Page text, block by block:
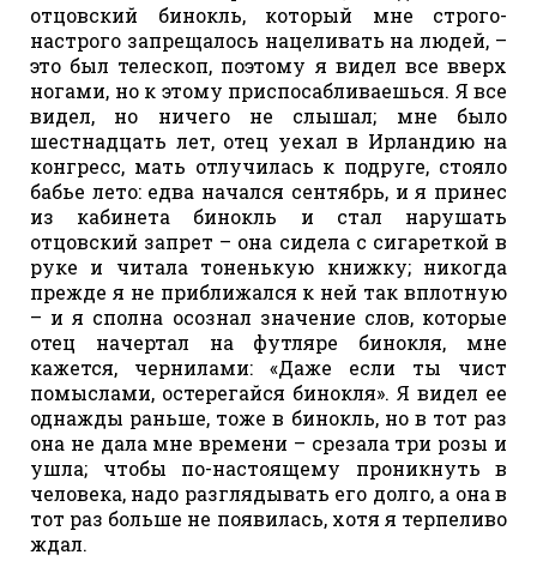
отцовский бинокль, который мне строго-
настрого запрещалось нацеливать на людей, –
это был телескоп, поэтому я видел все вверх
ногами, но к этому приспосабливаешься. Я все
видел, но ничего не слышал; мне было
шестнадцать лет, отец уехал в Ирландию на
конгресс, мать отлучилась к подруге, стояло
бабье лето: едва начался сентябрь, и я принес
из кабинета бинокль и стал нарушать
отцовский запрет – она сидела с сигареткой в
руке и читала тоненькую книжку; никогда
прежде я не приближался к ней так вплотную
– и я сполна осознал значение слов, которые
отец начертал на футляре бинокля, мне
кажется, чернилами: «Даже если ты чист
помыслами, остерегайся бинокля». Я видел ее
однажды раньше, тоже в бинокль, но в тот раз
она не дала мне времени – срезала три розы и
ушла; чтобы по-настоящему проникнуть в
человека, надо разглядывать его долго, а она в
тот раз больше не появилась, хотя я терпеливо
ждал.